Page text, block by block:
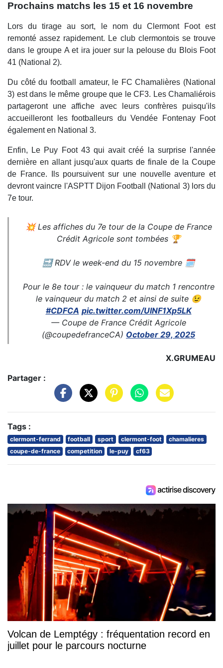
Prochains matchs les 15 et 16 novembre
Lors du tirage au sort, le nom du Clermont Foot est
remonté assez rapidement. Le club clermontois se trouve
dans le groupe A et ira jouer sur la pelouse du Blois Foot
41 (National 2).
Du côté du football amateur, le FC Chamalières (National
3) est dans le même groupe que le CF3. Les Chamaliérois
partageront une affiche avec leurs confrères puisqu'ils
accueilleront les footballeurs du Vendée Fontenay Foot
également en National 3.
Enfin, Le Puy Foot 43 qui avait créé la surprise l'année
dernière en allant jusqu'aux quarts de finale de la Coupe
de France. Ils poursuivent sur une nouvelle aventure et
devront vaincre l'ASPTT Dijon Football (National 3) lors du
7e tour.
💥 Les affiches du 7e tour de la Coupe de France
Crédit Agricole sont tombées 🏆
🔜 RDV le week-end du 15 novembre 🗓️
Pour le 8e tour : le vainqueur du match 1 rencontre
le vainqueur du match 2 et ainsi de suite 😉
#CDFCA pic.twitter.com/UlNF1Xp5LK
— Coupe de France Crédit Agricole
(@coupedefranceCA) October 29, 2025
X.GRUMEAU
Partager :
Tags :
clermont-ferrand football sport clermont-foot
chamalieres
coupe-de-france
competition le-puy cf63
Volcan de Lemptégy : fréquentation record en
juillet pour le parcours nocturne